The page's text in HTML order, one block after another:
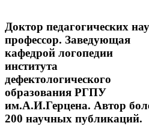
Доктор педагогических
профессор. Заведующая
кафедрой логопедии
института
дефектологического
образования РГПУ
им.А.И.Герцена. Автор
200 научных публикаций.